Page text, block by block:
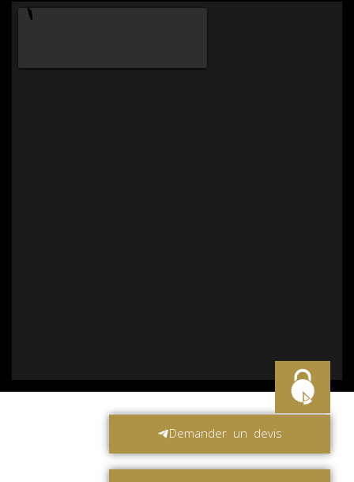
Demander un devis